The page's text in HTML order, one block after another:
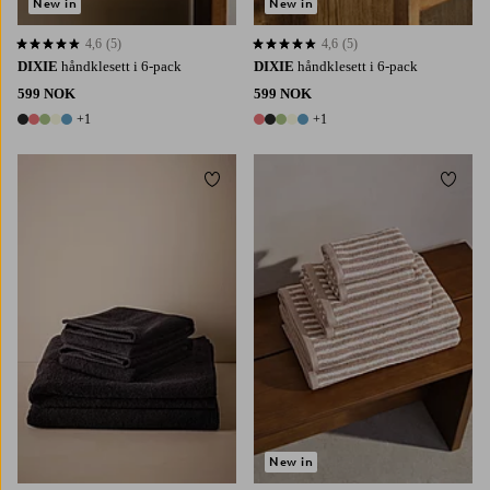
DIXIE håndklesett i 6-pack
599 NOK
6 farger
+1
4,6 basert på 5 karaktergivninger
4,6 (5)
New in
DIXIE håndklesett i 6-pack
599 NOK
6 farger
+1
4,6 basert på 5 karaktergivninger
4,6 (5)
New in
Legg til favoritter
New in
Legg